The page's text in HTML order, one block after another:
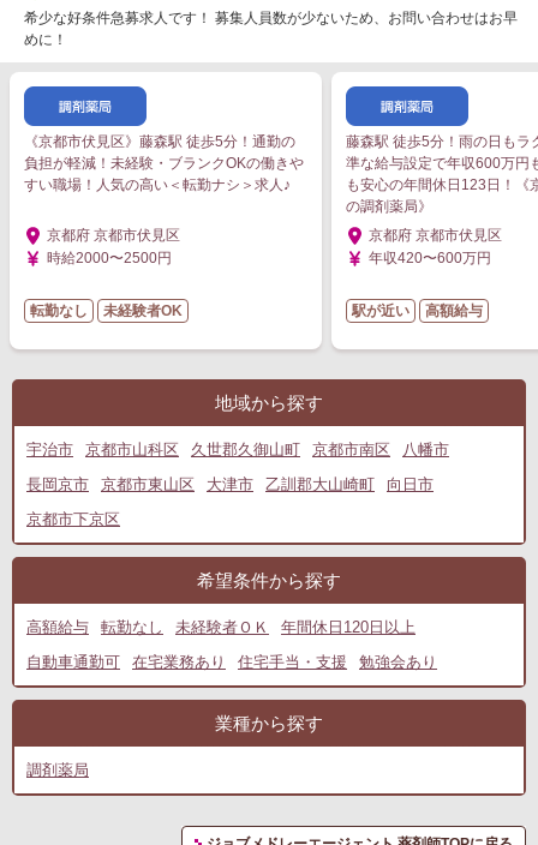
希少な好条件急募求人です！ 募集人員数が少ないため、お問い合わせはお早
めに！
《京都市伏見区》藤森駅 徒歩5分！通勤の
負担が軽減！未経験・ブランクOKの働きや
すい職場！人気の高い＜転勤ナシ＞求人♪
京都府 京都市伏見区
時給2000〜2500円
転勤なし 未経験者OK
藤森駅 徒歩5分！雨の日もラ
準な給与設定で年収600万円
も安心の年間休日123日！《
の調剤薬局》
京都府 京都市伏見区
年収420〜600万円
駅が近い 高額給与
地域から探す
宇治市 京都市山科区 久世郡久御山町 京都市南区
八幡市
長岡京市
京都市東山区 大津市 乙訓郡大山崎町
向日市
京都市下京区
希望条件から探す
高額給与 転勤なし 未経験者ＯＫ
年間休日120日以上
自動車通勤可
在宅業務あり 住宅手当・支援 勉強会あり
業種から探す
調剤薬局